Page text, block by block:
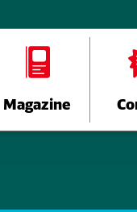
Magazine